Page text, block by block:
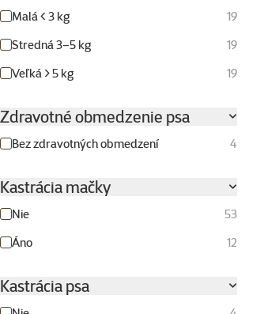
Malá < 3 kg
19
Stredná 3–5 kg
19
Veľká > 5 kg
19
Zdravotné obmedzenie psa
Bez zdravotných obmedzení 4
Kastrácia mačky
Nie
53
Áno
12
Kastrácia psa